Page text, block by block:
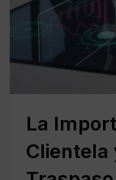
La
Clientela